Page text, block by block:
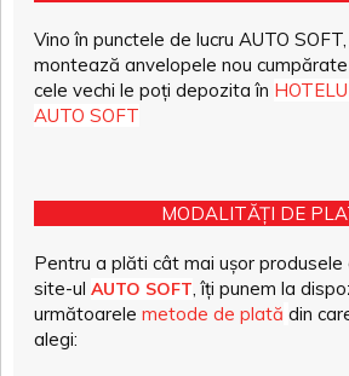
Vino în punctele de lucru AUTO SOFT,
montează anvelopele nou
cele vechi le poți depozita în
AUTO SOFT
MODALITĂȚI DE
Pentru a plăti cât mai ușor produsele
site-ul AUTO SOFT, îți punem la
următoarele metode de plată din
alegi: